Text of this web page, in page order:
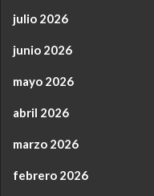
julio 2026
junio 2026
mayo 2026
abril 2026
marzo 2026
febrero 2026